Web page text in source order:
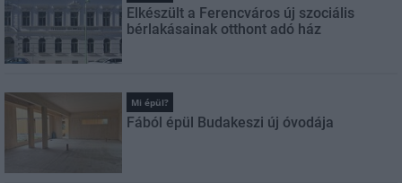
Elkészült a Ferencváros új szociális
bérlakásainak otthont adó ház
Mi épül?
Fából épül Budakeszi új óvodája